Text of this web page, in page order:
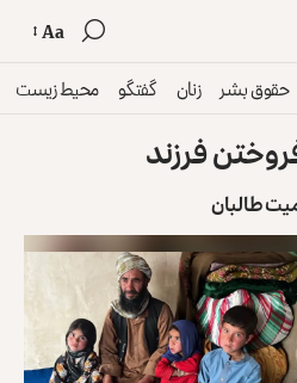
Aa
حقوق بشر زنان گفتگو محیط زیست
فرزند
طالبان